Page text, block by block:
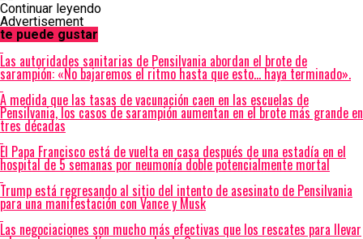
Continuar leyendo
Advertisement
te puede gustar
Las autoridades sanitarias de Pensilvania abordan el brote de
sarampión: «No bajaremos el ritmo hasta que esto… haya terminado».
A medida que las tasas de vacunación caen en las escuelas de
Pensilvania, los casos de sarampión aumentan en el brote más grande en
tres décadas
El Papa Francisco está de vuelta en casa después de una estadía en el
hospital de 5 semanas por neumonía doble potencialmente mortal
Trump está regresando al sitio del intento de asesinato de Pensilvania
para una manifestación con Vance y Musk
Las negociaciones son mucho más efectivas que los rescates para llevar